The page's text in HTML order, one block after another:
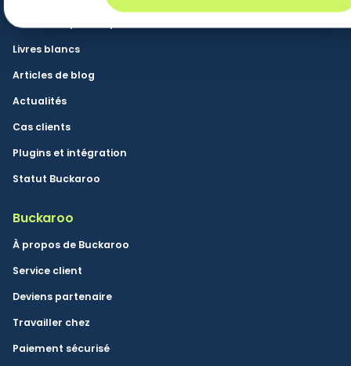
Communiqués de presse
Livres blancs
Articles de blog
Actualités
Cas clients
Plugins et intégration
Statut Buckaroo
Buckaroo
À propos de Buckaroo
Service client
Deviens partenaire
Travailler chez
Paiement sécurisé